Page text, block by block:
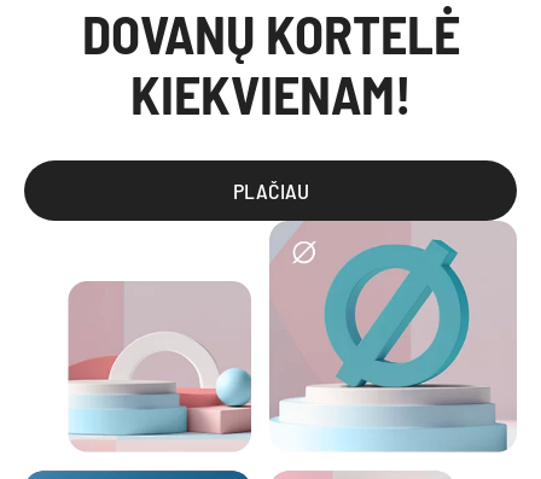
DOVANŲ KORTELĖ
KIEKVIENAM!
PLAČIAU